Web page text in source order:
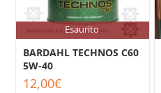
Esaurito
BARDAHL TECHNOS C60
5W-40
12,00€